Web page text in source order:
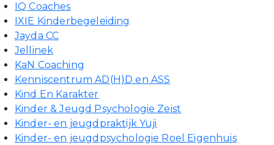
IQ Coaches
IXIE Kinderbegeleiding
Jayda CC
Jellinek
KaN Coaching
Kenniscentrum AD(H)D en ASS
Kind En Karakter
Kinder & Jeugd Psychologie Zeist
Kinder- en jeugdpraktijk Yuji
Kinder- en jeugdpsychologie Roel Eigenhuis